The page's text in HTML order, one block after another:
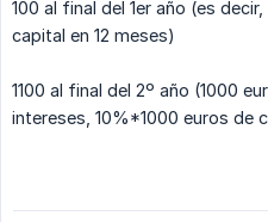
100 al final del 1er año (es
capital en 12 meses)
1100 al final del 2º año (1000
intereses, 10%*1000 euros de